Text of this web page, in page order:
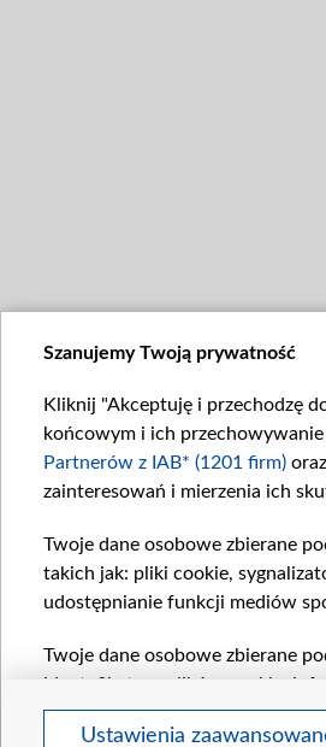
Szanujemy Twoją prywatność
Kliknij "Akceptuję i przechodzę
końcowym i ich przechowywanie
Partnerów z IAB* (1201 firm)
zainteresowań i mierzenia ich
Twoje dane osobowe zbierane
takich jak: pliki cookie,
udostępnianie funkcji mediów
Twoje dane osobowe zbierane
identyfikatory plików cookie,
pozostałychZaufanych
wyboru spersonalizowanych
Ustawienia